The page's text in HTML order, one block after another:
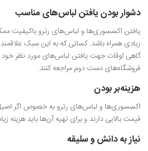
دشوار بودن یافتن لباس‌های مناسب
یافتن اکسسوری‌ها و لباس‌های رترو باکیفیت
زیادی همراه باشد. کسانی که به این سبک
گاهی اوقات جهت یافتن لباس‌های مورد نظر خود
فروشگاه‌های دست دوم مراجعه کنند.
هزینه‌بر بودن
اکسسوری‌ها و لباس‌های رترو به خصوص اگر
قیمت بالایی دارند و برای تهیه آن‌ها باید هزینه
نیاز به دانش و سلیقه